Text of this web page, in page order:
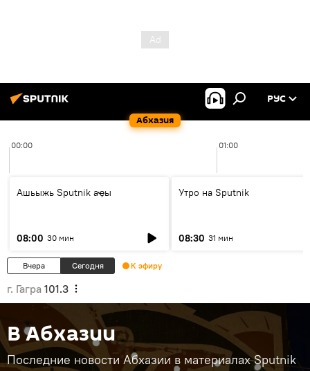
Абхазия
РУС
00:00 01:00
Ашьыжь Sputnik аҿы
08:00 30 мин
Утро на Sputnik
08:30 31 мин
Вчера Сегодня К эфиру
г. Гагра 101.3
В Абхазии
Последние новости Абхазии в материалах Sputnik